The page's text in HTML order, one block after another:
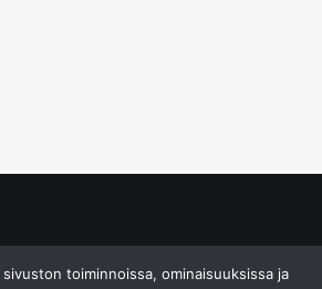
toiminnoissa, ominaisuuksissa ja